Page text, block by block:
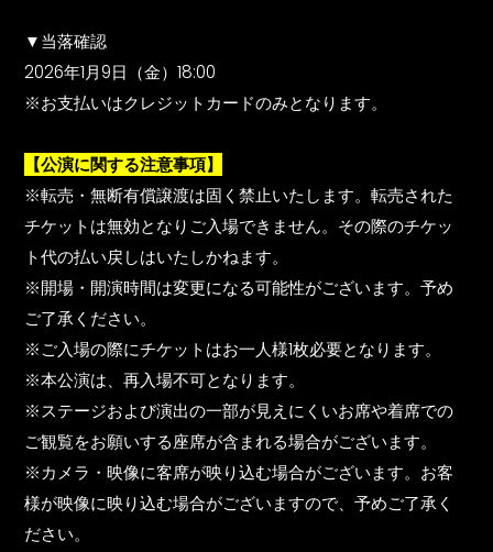
▼当落確認
2026年1月9日（金）18:00
※お支払いはクレジットカードのみとなります。
【公演に関する注意事項】
※転売・無断有償譲渡は固く禁止いたします。転売された
チケットは無効となりご⼊場できません。その際のチケッ
ト代の払い戻しはいたしかねます。
※開場・開演時間は変更になる可能性がございます。予め
ご了承ください。
※ご入場の際にチケットはお一人様1枚必要となります。
※本公演は、再入場不可となります。
※ステージおよび演出の一部が見えにくいお席や着席での
ご観覧をお願いする座席が含まれる場合がございます。
※カメラ・映像に客席が映り込む場合がございます。お客
様が映像に映り込む場合がございますので、予めご了承く
ださい。